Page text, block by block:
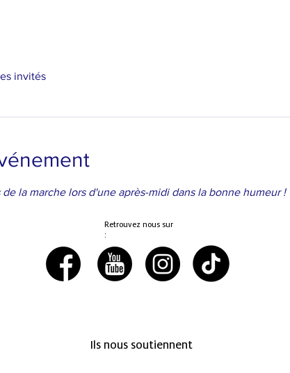
invités
la marche lors d'une après-midi dans la bonne humeur !
Retrouvez nous sur
:
Ils nous soutiennent